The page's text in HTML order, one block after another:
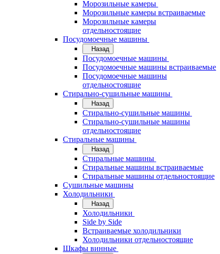
Морозильные камеры
Морозильные камеры встраиваемые
Морозильные камеры
отдельностоящие
Посудомоечные машины
Назад
Посудомоечные машины
Посудомоечные машины встраиваемые
Посудомоечные машины
отдельностоящие
Стирально-сушильные машины
Назад
Стирально-сушильные машины
Стирально-сушильные машины
отдельностоящие
Стиральные машины
Назад
Стиральные машины
Стиральные машины встраиваемые
Стиральные машины отдельностоящие
Сушильные машины
Холодильники
Назад
Холодильники
Side by Side
Встраиваемые холодильники
Холодильники отдельностоящие
Шкафы винные